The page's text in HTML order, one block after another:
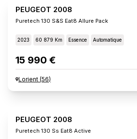
PEUGEOT 2008
Puretech 130 S&s Eat8 Allure Pack
2023 60 879 Km Essence Automatique
15 990 €
Lorient (56)
PEUGEOT 2008
Puretech 130 Ss Eat8 Active